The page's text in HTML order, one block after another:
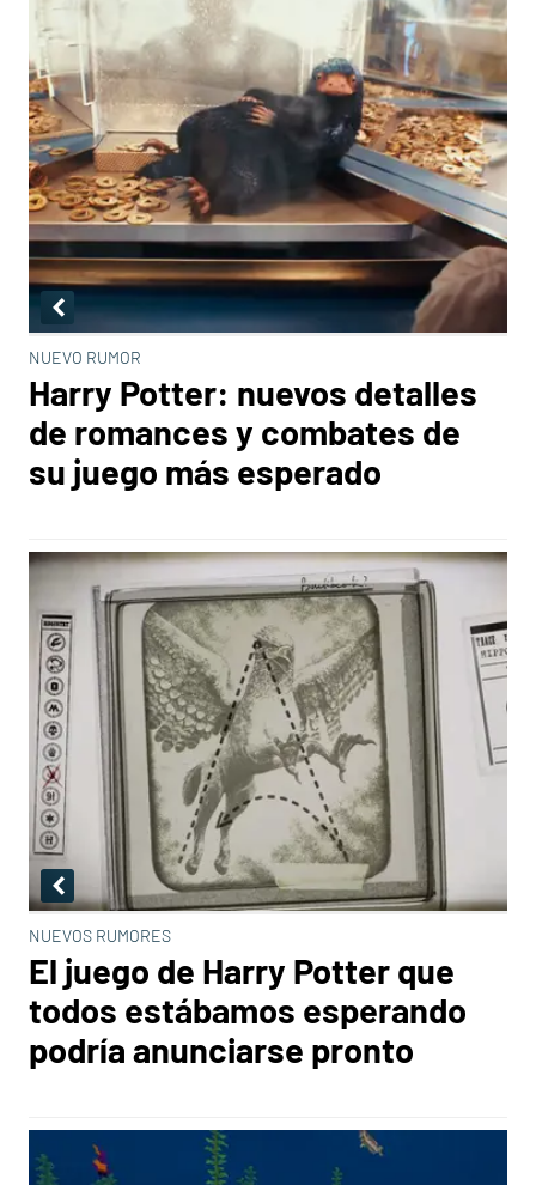
NUEVO RUMOR
Harry Potter: nuevos detalles
de romances y combates de
su juego más esperado
NUEVOS RUMORES
El juego de Harry Potter que
todos estábamos esperando
podría anunciarse pronto